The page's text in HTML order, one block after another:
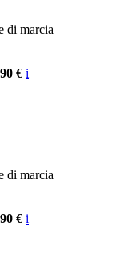
di marcia
€ i
di marcia
€ i